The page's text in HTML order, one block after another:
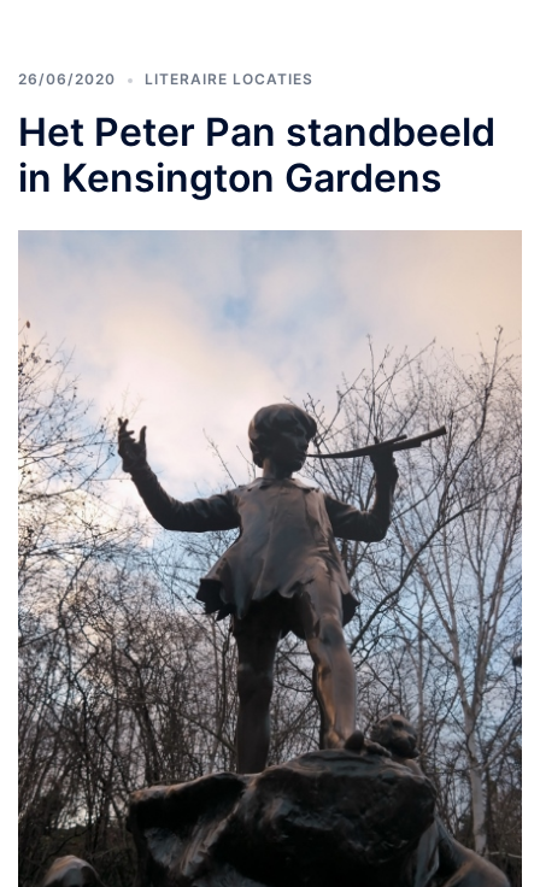
26/06/2020 LITERAIRE LOCATIES
Het Peter Pan standbeeld
in Kensington Gardens